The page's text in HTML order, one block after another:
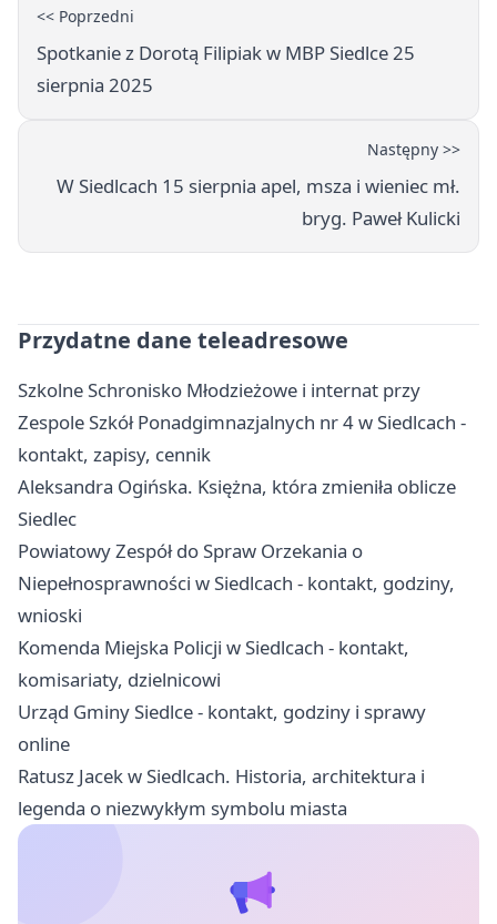
<< Poprzedni
Spotkanie z Dorotą Filipiak w MBP Siedlce 25
sierpnia 2025
Następny >>
W Siedlcach 15 sierpnia apel, msza i wieniec mł.
bryg. Paweł Kulicki
Przydatne dane teleadresowe
Szkolne Schronisko Młodzieżowe i internat przy
Zespole Szkół Ponadgimnazjalnych nr 4 w Siedlcach -
kontakt, zapisy, cennik
Aleksandra Ogińska. Księżna, która zmieniła oblicze
Siedlec
Powiatowy Zespół do Spraw Orzekania o
Niepełnosprawności w Siedlcach - kontakt, godziny,
wnioski
Komenda Miejska Policji w Siedlcach - kontakt,
komisariaty, dzielnicowi
Urząd Gminy Siedlce - kontakt, godziny i sprawy
online
Ratusz Jacek w Siedlcach. Historia, architektura i
legenda o niezwykłym symbolu miasta